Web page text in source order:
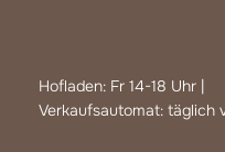
Hofladen: Fr 14-18 Uhr |
Verkaufsautomat: täglich